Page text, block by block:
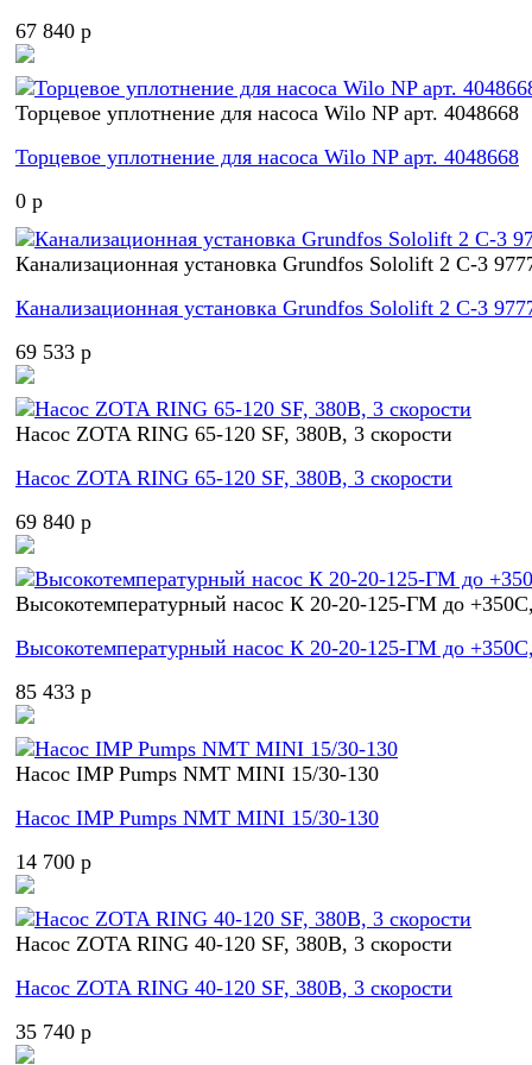
67 840 p
Торцевое уплотнение для насоса Wilo NP арт. 4048668
Торцевое уплотнение для насоса Wilo NP арт. 4048668
0 p
Канализационная установка Grundfos Sololift 2 C-3
Канализационная установка Grundfos Sololift 2 C-3
69 533 p
Насос ZOTA RING 65-120 SF, 380В, 3 скорости
Насос ZOTA RING 65-120 SF, 380В, 3 скорости
69 840 p
Высокотемпературный насос К 20-20-125-ГМ до
Высокотемпературный насос К 20-20-125-ГМ до
85 433 p
Насос IMP Pumps NMT MINI 15/30-130
Насос IMP Pumps NMT MINI 15/30-130
14 700 p
Насос ZOTA RING 40-120 SF, 380В, 3 скорости
Насос ZOTA RING 40-120 SF, 380В, 3 скорости
35 740 p